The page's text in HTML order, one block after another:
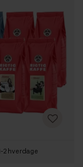
2 hverdage